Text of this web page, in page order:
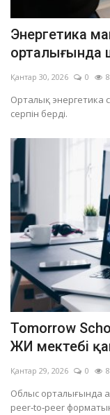
Энергетика
Қантар 30, 2026 0
Орталық энергетика
серпін берді.
Tomorrow
ЖИ мектебі
Қантар 29, 2026 0
Облыс орталығында
peer‑to‑peer